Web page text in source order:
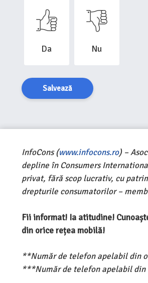
Da Nu
Salvează
InfoCons (www.infocons.ro) –
depline în Consumers
privat, fără scop lucrativ, cu
drepturile consumatorilor –
Fii informat! Ia atitudine!
din orice rețea mobilă!
**Număr de telefon apelabil din
***Număr de telefon apelabil